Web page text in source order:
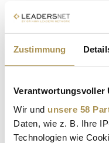
Zustimmung
Verantwortungsvoller
Wir und unsere 58
Daten, wie z. B. Ihre
Technologien wie